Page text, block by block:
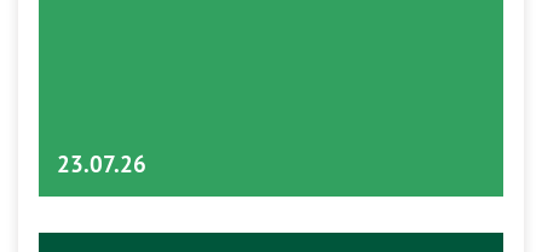
23.07.26